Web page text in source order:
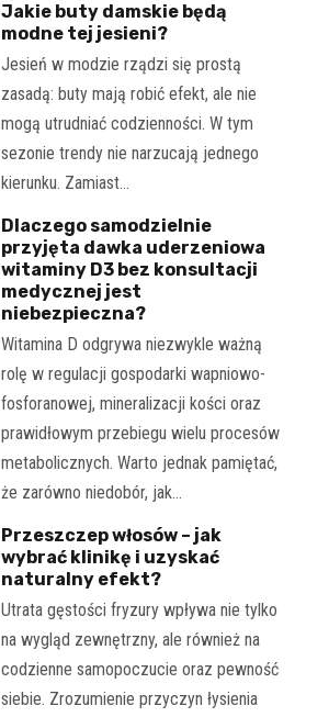
Jakie buty damskie będą
modne tej jesieni?
Jesień w modzie rządzi się prostą
zasadą: buty mają robić efekt, ale nie
mogą utrudniać codzienności. W tym
sezonie trendy nie narzucają jednego
kierunku. Zamiast…
Dlaczego samodzielnie
przyjęta dawka uderzeniowa
witaminy D3 bez konsultacji
medycznej jest
niebezpieczna?
Witamina D odgrywa niezwykle ważną
rolę w regulacji gospodarki wapniowo-
fosforanowej, mineralizacji kości oraz
prawidłowym przebiegu wielu procesów
metabolicznych. Warto jednak pamiętać,
że zarówno niedobór, jak…
Przeszczep włosów – jak
wybrać klinikę i uzyskać
naturalny efekt?
Utrata gęstości fryzury wpływa nie tylko
na wygląd zewnętrzny, ale również na
codzienne samopoczucie oraz pewność
siebie. Zrozumienie przyczyn łysienia